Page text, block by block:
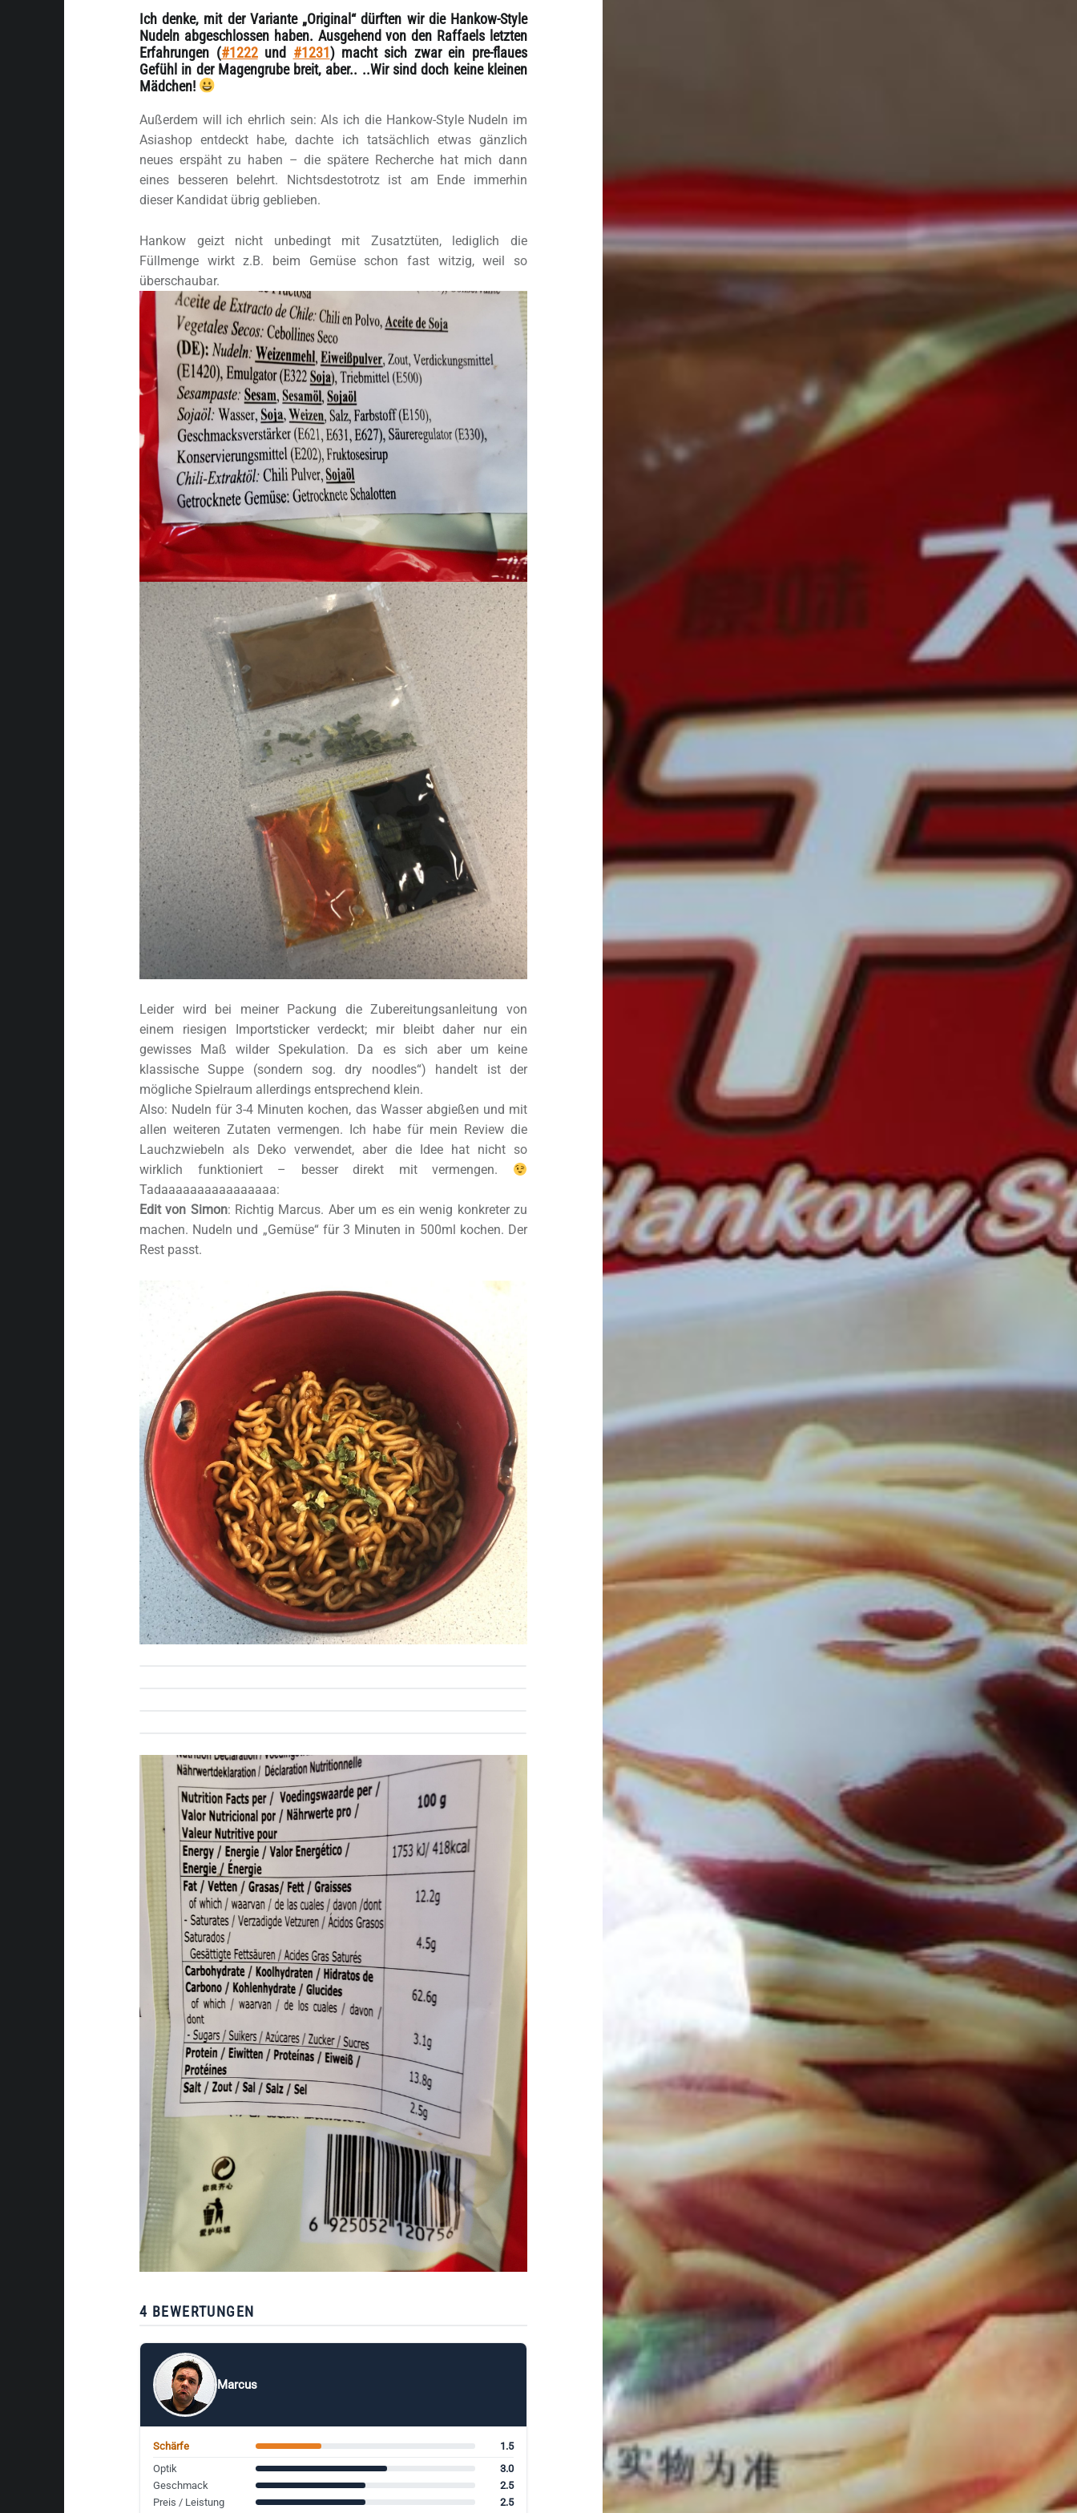
Ich denke, mit der Variante „Original“ dürften wir die Hankow-Style
Nudeln abgeschlossen haben. Ausgehend von den Raffaels letzten
Erfahrungen (#1222und #1231) macht sich zwar ein pre-flaues
Gefühl in der Magengrube breit, aber.. ..Wir sind doch keine kleinen
Mädchen!
Außerdem will ich ehrlich sein: Als ich die Hankow-Style Nudeln im
Asiashop entdeckt habe, dachte ich tatsächlich etwas gänzlich
neues erspäht zu haben – die spätere Recherche hat mich dann
eines besseren belehrt. Nichtsdestotrotz ist am Ende immerhin
dieser Kandidat übrig geblieben.
Hankow geizt nicht unbedingt mit Zusatztüten, lediglich die
Füllmenge wirkt z.B. beim Gemüse schon fast witzig, weil so
überschaubar.
Leider wird bei meiner Packung die Zubereitungsanleitung von
einem riesigen Importsticker verdeckt; mir bleibt daher nur ein
gewisses Maß wilder Spekulation. Da es sich aber um keine
klassische Suppe (sondern sog. dry noodles“) handelt ist der
mögliche Spielraum allerdings entsprechend klein.
Also: Nudeln für 3-4 Minuten kochen, das Wasser abgießen und mit
allen weiteren Zutaten vermengen. Ich habe für mein Review die
Lauchzwiebeln als Deko verwendet, aber die Idee hat nicht so
wirklich funktioniert – besser direkt mit vermengen.
Tadaaaaaaaaaaaaaaaa:
Edit von Simon: Richtig Marcus. Aber um es ein wenig konkreter zu
machen. Nudeln und „Gemüse“ für 3 Minuten in 500ml kochen. Der
Rest passt.
4 BEWERTUNGEN
Marcus
Schärfe
1.5
Optik
3.0
Geschmack
2.5
Preis / Leistung
2.5